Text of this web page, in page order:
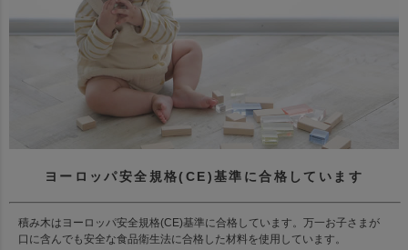
ヨーロッパ安全規格(CE)基準に合格しています
積み木はヨーロッパ安全規格(CE)基準に合格しています。万一お子さまが
口に含んでも安全な食品衛生法に合格した材料を使用しています。